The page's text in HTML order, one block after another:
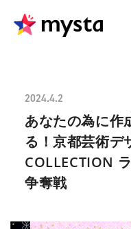
2024.4.2
あなたの為に作
る！京都芸術デ
COLLECTION
争奪戦